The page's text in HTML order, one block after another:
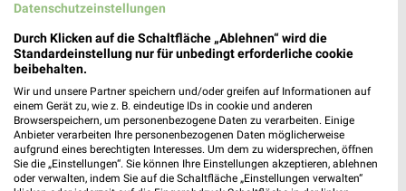
Heute 09:00 - 20:00 Uhr |
3,89 km
Takko Fashion Stadtbergen
Benzstraße 13
86391 Stadtbergen
Heute 09:30 - 20:00 Uhr | Geöffnet
Datenschutzeinstellungen
Durch Klicken auf die Schaltfläche „Ablehnen“ wird die
Standardeinstellung nur für unbedingt erforderliche cookie
beibehalten.
Wir und unsere Partner speichern und/oder greifen auf Informationen auf
einem Gerät zu, wie z. B. eindeutige IDs in cookie und anderen
Browserspeichern, um personenbezogene Daten zu verarbeiten. Einige
Anbieter verarbeiten Ihre personenbezogenen Daten möglicherweise
aufgrund eines berechtigten Interesses. Um dem zu widersprechen, öffnen
Sie die „Einstellungen“. Sie können Ihre Einstellungen akzeptieren, ablehnen
oder verwalten, indem Sie auf die Schaltfläche „Einstellungen verwalten“